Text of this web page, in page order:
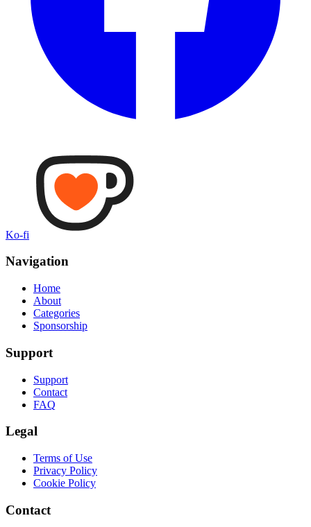
Ko-fi
Navigation
Home
About
Categories
Sponsorship
Support
Support
Contact
FAQ
Legal
Terms of Use
Privacy Policy
Cookie Policy
Contact